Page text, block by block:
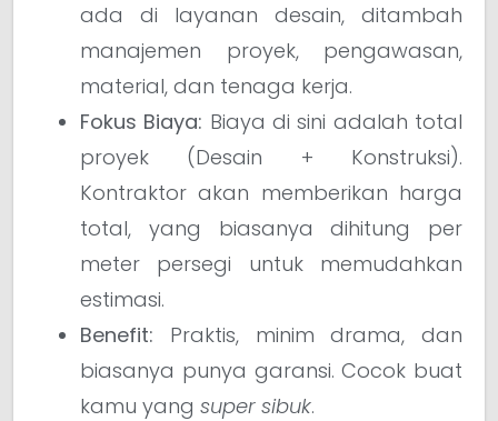
ada di layanan desain, ditambah
manajemen proyek, pengawasan,
material, dan tenaga kerja.
Fokus Biaya: Biaya di sini adalah total
proyek (Desain + Konstruksi).
Kontraktor akan memberikan harga
total, yang biasanya dihitung per
meter persegi untuk memudahkan
estimasi.
Benefit: Praktis, minim drama, dan
biasanya punya garansi. Cocok buat
kamu yang super sibuk.